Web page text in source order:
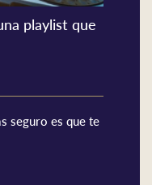
playlist que
seguro es que te